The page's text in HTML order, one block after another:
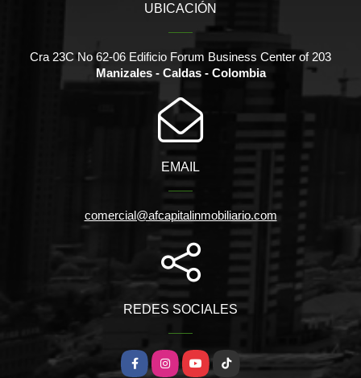
UBICACIÓN
Cra 23C No 62-06 Edificio Forum Business Center of 203
Manizales - Caldas - Colombia
EMAIL
comercial@afcapitalinmobiliario.com
REDES SOCIALES
FacebookInstagramYouTubeTikTok